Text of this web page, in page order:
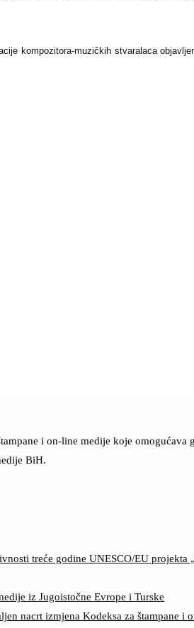
kompozitora-muzičkih stvaralaca
i on-line medije koje
BiH.
treće godine UNESCO/EU
iz Jugoistočne Evrope i Turske
nacrt izmjena Kodeksa za štampane i